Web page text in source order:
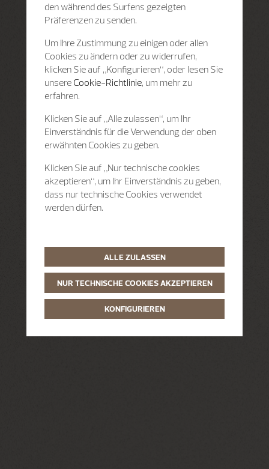
den während des Surfens gezeigten
Präferenzen zu senden.
Um Ihre Zustimmung zu einigen oder allen
Cookies zu ändern oder zu widerrufen,
klicken Sie auf „Konfigurieren“, oder lesen Sie
unsere Cookie-Richtlinie, um mehr zu
erfahren.
Klicken Sie auf „Alle zulassen“, um Ihr
Einverständnis für die Verwendung der oben
erwähnten Cookies zu geben.
Klicken Sie auf „Nur technische cookies
akzeptieren“, um Ihr Einverständnis zu geben,
dass nur technische Cookies verwendet
werden dürfen.
ALLE ZULASSEN
NUR TECHNISCHE COOKIES AKZEPTIEREN
KONFIGURIEREN